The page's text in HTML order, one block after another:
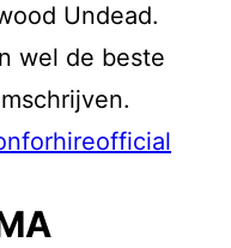
Undead.
wel de beste